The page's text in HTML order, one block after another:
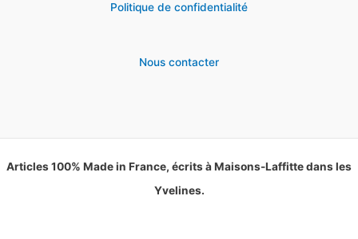
Politique de confidentialité
Nous contacter
Articles 100% Made in France, écrits à Maisons-Laffitte dans les
Yvelines.